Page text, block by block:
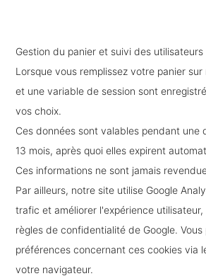
Gestion du panier et suivi des utilisateurs
Lorsque vous remplissez votre panier
et une variable de session sont
vos choix.
Ces données sont valables pendant une
13 mois, après quoi elles expirent
Ces informations ne sont jamais
Par ailleurs, notre site utilise Google
trafic et améliorer l'expérience
règles de confidentialité de Google.
préférences concernant ces cookies via
votre navigateur.